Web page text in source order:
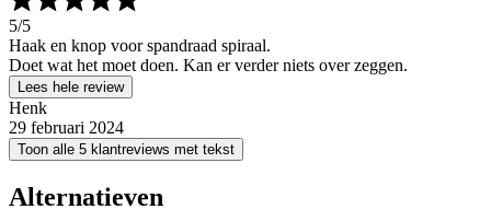
5/5
Haak en knop voor spandraad spiraal.
Doet wat het moet doen. Kan er verder niets over zeggen.
Lees hele review
Henk
29 februari 2024
Toon alle 5 klantreviews met tekst
Alternatieven